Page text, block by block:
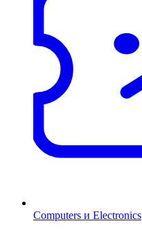
Computers и Electronics